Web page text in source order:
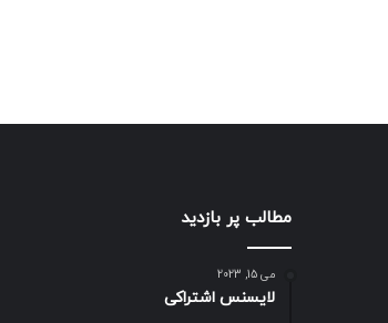
مطالب پر بازدید
می 15, 2023
لایسنس اشتراکی